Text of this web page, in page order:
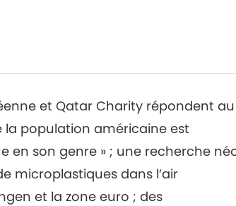
et Qatar Charity répondent au
la population américaine est
en son genre » ; une recherche
microplastiques dans l’air
et la zone euro ; des